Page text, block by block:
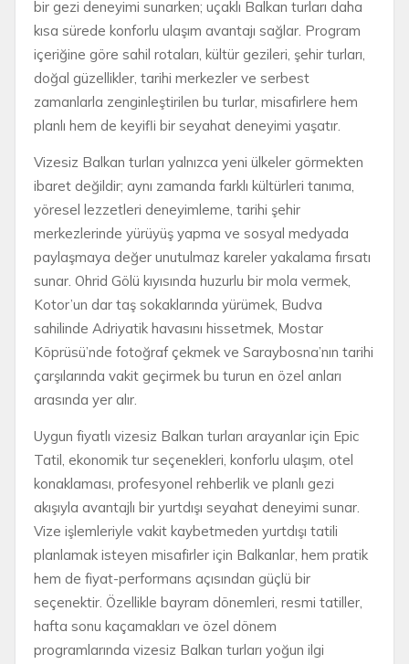
bir gezi deneyimi sunarken; uçaklı Balkan turları daha
kısa sürede konforlu ulaşım avantajı sağlar. Program
içeriğine göre sahil rotaları, kültür gezileri, şehir turları,
doğal güzellikler, tarihi merkezler ve serbest
zamanlarla zenginleştirilen bu turlar, misafirlere hem
planlı hem de keyifli bir seyahat deneyimi yaşatır.
Vizesiz Balkan turları yalnızca yeni ülkeler görmekten
ibaret değildir; aynı zamanda farklı kültürleri tanıma,
yöresel lezzetleri deneyimleme, tarihi şehir
merkezlerinde yürüyüş yapma ve sosyal medyada
paylaşmaya değer unutulmaz kareler yakalama fırsatı
sunar. Ohrid Gölü kıyısında huzurlu bir mola vermek,
Kotor’un dar taş sokaklarında yürümek, Budva
sahilinde Adriyatik havasını hissetmek, Mostar
Köprüsü’nde fotoğraf çekmek ve Saraybosna’nın tarihi
çarşılarında vakit geçirmek bu turun en özel anları
arasında yer alır.
Uygun fiyatlı vizesiz Balkan turları arayanlar için Epic
Tatil, ekonomik tur seçenekleri, konforlu ulaşım, otel
konaklaması, profesyonel rehberlik ve planlı gezi
akışıyla avantajlı bir yurtdışı seyahat deneyimi sunar.
Vize işlemleriyle vakit kaybetmeden yurtdışı tatili
planlamak isteyen misafirler için Balkanlar, hem pratik
hem de fiyat-performans açısından güçlü bir
seçenektir. Özellikle bayram dönemleri, resmi tatiller,
hafta sonu kaçamakları ve özel dönem
programlarında vizesiz Balkan turları yoğun ilgi